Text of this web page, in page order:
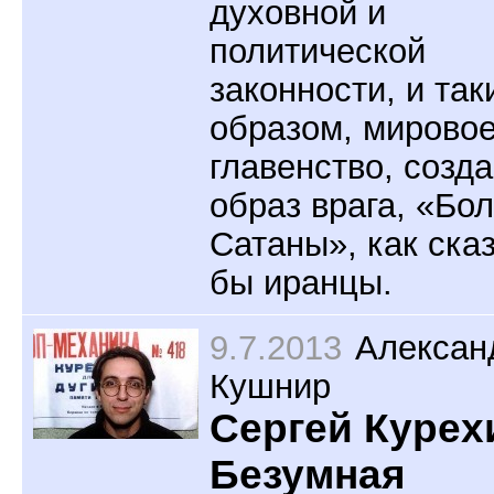
духовной и
политической
законности, и
образом,
главенство,
образ врага,
Сатаны», как
бы иранцы.
9.7.2013
Кушнир
Сергей
Безумная